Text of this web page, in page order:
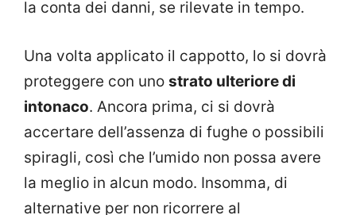
la conta dei danni, se rilevate in tempo.
Una volta applicato il cappotto, lo si dovrà
proteggere con uno strato ulteriore di
intonaco. Ancora prima, ci si dovrà
accertare dell’assenza di fughe o possibili
spiragli, così che l’umido non possa avere
la meglio in alcun modo. Insomma, di
alternative per non ricorrere al